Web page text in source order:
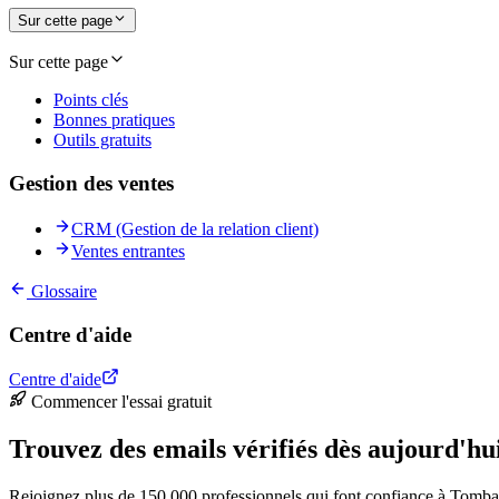
Sur cette page
Sur cette page
Points clés
Bonnes pratiques
Outils gratuits
Gestion des ventes
CRM (Gestion de la relation client)
Ventes entrantes
Glossaire
Centre d'aide
Centre d'aide
Commencer l'essai gratuit
Trouvez des emails vérifiés dès